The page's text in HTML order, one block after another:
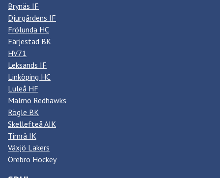
Brynäs IF
Djurgårdens IF
Frölunda HC
Färjestad BK
HV71
Leksands IF
Linköping HC
Luleå HF
Malmö Redhawks
Rögle BK
Skellefteå AIK
Timrå IK
Växjö Lakers
Örebro Hockey